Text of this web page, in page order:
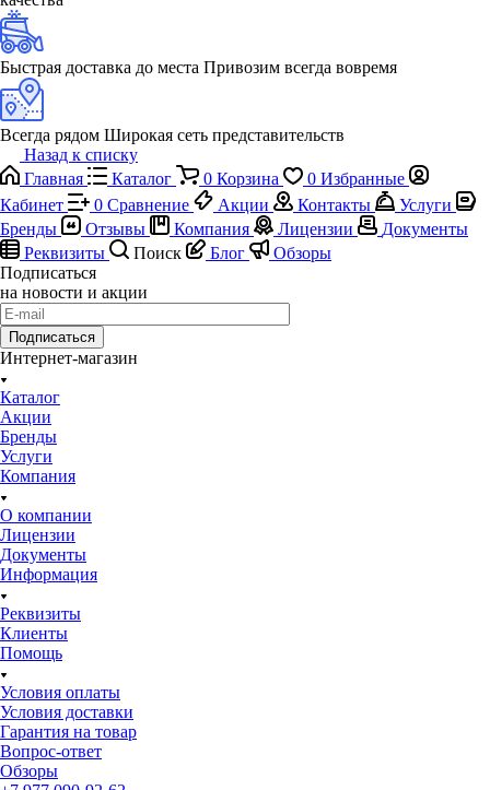
Быстрая доставка до места Привозим всегда вовремя
Всегда рядом Широкая сеть представительств
Назад к списку
Главная
Каталог 0 Корзина 0 Избранные
Кабинет
0 Сравнение Акции Контакты
Услуги
Бренды
Отзывы Компания Лицензии
Документы
Реквизиты
Поиск Блог
Обзоры
Подписаться
на новости и акции
Подписаться
Интернет-магазин
Каталог
Акции
Бренды
Услуги
Компания
О компании
Лицензии
Документы
Информация
Реквизиты
Клиенты
Помощь
Условия оплаты
Условия доставки
Гарантия на товар
Вопрос-ответ
Обзоры